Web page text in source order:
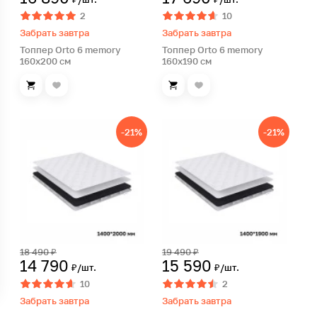
2
Забрать завтра
Топпер Orto 6 memory
160х200 см
10
Забрать завтра
Топпер Orto 6 memory
160х190 см
-21%
18 490 ₽
14 790 ₽/шт.
10
Забрать завтра
-21%
19 490 ₽
15 590 ₽/шт.
2
Забрать завтра